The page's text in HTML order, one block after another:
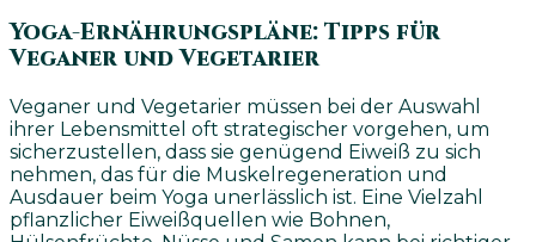
Yoga-Ernährungspläne: Tipps für
Veganer und Vegetarier
Veganer und Vegetarier müssen bei der Auswahl
ihrer Lebensmittel oft strategischer vorgehen, um
sicherzustellen, dass sie genügend Eiweiß zu sich
nehmen, das für die Muskelregeneration und
Ausdauer beim Yoga unerlässlich ist. Eine Vielzahl
pflanzlicher Eiweißquellen wie Bohnen,